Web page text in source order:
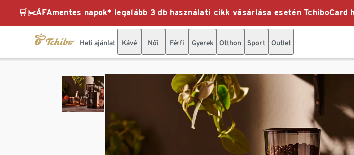
🛒✂️ÁFAmentes napok* legalább 3 db használati cikk vásárlása esetén
Heti ajánlat Kávé Női Férfi Gyerek Otthon Sport Outlet